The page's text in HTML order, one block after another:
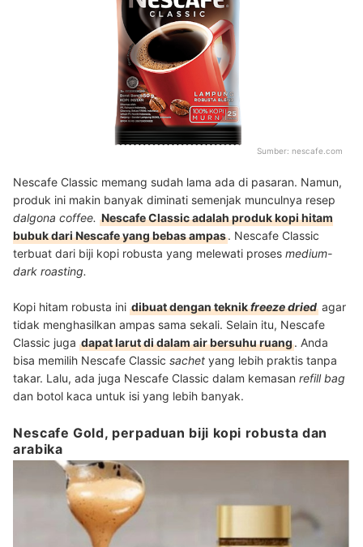
Sumber: nescafe.com
Nescafe Classic memang sudah lama ada di pasaran. Namun,
produk ini makin banyak diminati semenjak munculnya resep
dalgona coffee. Nescafe Classic adalah produk kopi hitam
bubuk dari Nescafe yang bebas ampas. Nescafe Classic
terbuat dari biji kopi robusta yang melewati proses medium-
dark roasting.
Kopi hitam robusta ini dibuat dengan teknikfreeze dried agar
tidak menghasilkan ampas sama sekali. Selain itu, Nescafe
Classic juga dapat larut di dalam air bersuhu ruang. Anda
bisa memilih Nescafe Classic sachet yang lebih praktis tanpa
takar. Lalu, ada juga Nescafe Classic dalam kemasan refill bag
dan botol kaca untuk isi yang lebih banyak.
Nescafe Gold, perpaduan biji kopi robusta dan
arabika